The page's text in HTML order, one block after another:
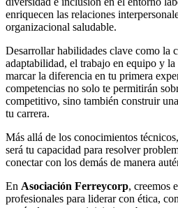
enriquecen las relaciones
organizacional saludable.
Desarrollar habilidades clave como la
adaptabilidad, el trabajo en equipo y
marcar la diferencia en tu primera
competencias no solo te permitirán
competitivo, sino también construir
tu carrera.
Más allá de los conocimientos
será tu capacidad para resolver
conectar con los demás de manera
En Asociación Ferreycorp, creemos
profesionales para liderar con ética,